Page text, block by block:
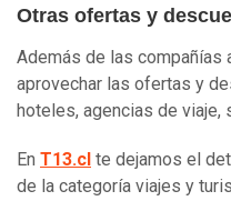
Otras ofertas y
Además de las compañías
aprovechar las ofertas y
hoteles, agencias de viaje,
En T13.cl te dejamos el
de la categoría viajes y